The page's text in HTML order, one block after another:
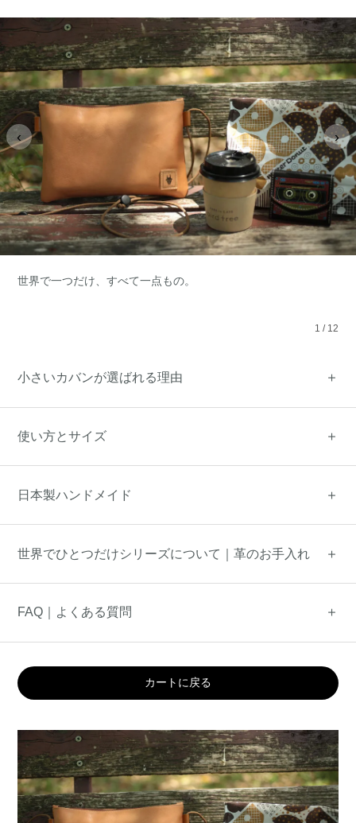
‹ ›
世界で一つだけ、すべて一点もの。
1 / 12
小さいカバンが選ばれる理由
使い方とサイズ
日本製ハンドメイド
世界でひとつだけシリーズについて｜革のお手入れ
FAQ｜よくある質問
カートに戻る